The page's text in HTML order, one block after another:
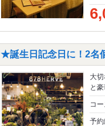
★誕生日記念日に！2名
大
と
コ
予